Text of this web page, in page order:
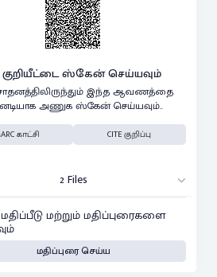
குறியீட்டை ஸ்கேன் செய்யவும்
இந்த ஆவணத்தை
அணுக ஸ்கேன் செய்யவும்..
காட்சி CITE குறிப்பு
2 Files
மற்றும் மதிப்புரைகளை
மதிப்புரை செய்ய